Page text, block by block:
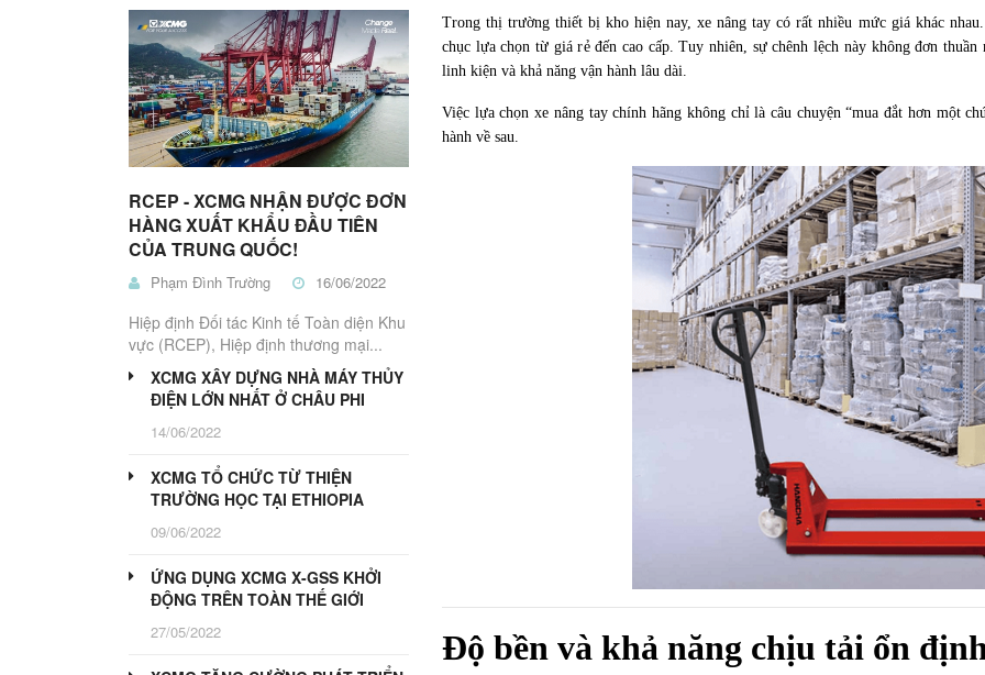
Xúc
Đào
LiuGong
Xúc
Lật
LiuGong
Xúc
Lật
Mini
Xúc
Đào
Mini
Xúc
Đào
Kobelco
XE
NÂNG
HÀNG
Xe
Điện
Xe
Nâng
Dầu
Xe
Nâng
Pallet
Reach
Trucks
Xe
Nâng
Người
Xe
Kéo
Điện
Thiết
Bị
Nhà
Kho
CÔNG
Xe
Xe
LiuGong
Máy
Máy
Gắp
Gỗ
Thiết
Công
Trình
PHỤ
TÙNG
CHÍNH
Máy
Xúc
Máy
Xúc
Đào
Xe
Nâng
Máy
Công
Trình
LỐP
LỌC
ĐỘNG
CƠ
HỘP
SỐ
LỰC
HT
ĐIỆN
BÁNH
PHANH
HT
LÁI
LITHIUM-
QUY
ATTACHMENTS
Trong thị trường thiết bị kho hiện nay, xe nâng tay có rất nhiều mức giá khác
chục lựa chọn từ giá rẻ đến cao cấp. Tuy nhiên, sự chênh lệch này không đơn
linh kiện và khả năng vận hành lâu dài.
Việc lựa chọn xe nâng tay chính hãng không chỉ là câu chuyện “mua đắt hơn một
hành về sau.
Độ bền và khả năng chịu tải ổn
RCEP - XCMG NHẬN ĐƯỢC ĐƠN
HÀNG XUẤT KHẨU ĐẦU TIÊN
CỦA TRUNG QUỐC!
Phạm Đình Trường 16/06/2022
Hiệp định Đối tác Kinh tế Toàn diện Khu
vực (RCEP), Hiệp định thương mại...
XCMG XÂY DỰNG NHÀ MÁY THỦY
ĐIỆN LỚN NHẤT Ở CHÂU PHI
14/06/2022
XCMG TỔ CHỨC TỪ THIỆN
TRƯỜNG HỌC TẠI ETHIOPIA
09/06/2022
ỨNG DỤNG XCMG X-GSS KHỞI
ĐỘNG TRÊN TOÀN THẾ GIỚI
27/05/2022